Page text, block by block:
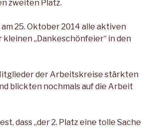
zweiten Platz.
25. Oktober 2014 alle aktiven
„Dankeschönfeier“ in den
der Arbeitskreise stärkten
blickten nochmals auf die Arbeit
dass „der 2. Platz eine tolle Sache